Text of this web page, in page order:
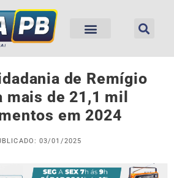
de Remígio
mais de 21,1 mil
em 2024
03/01/2025